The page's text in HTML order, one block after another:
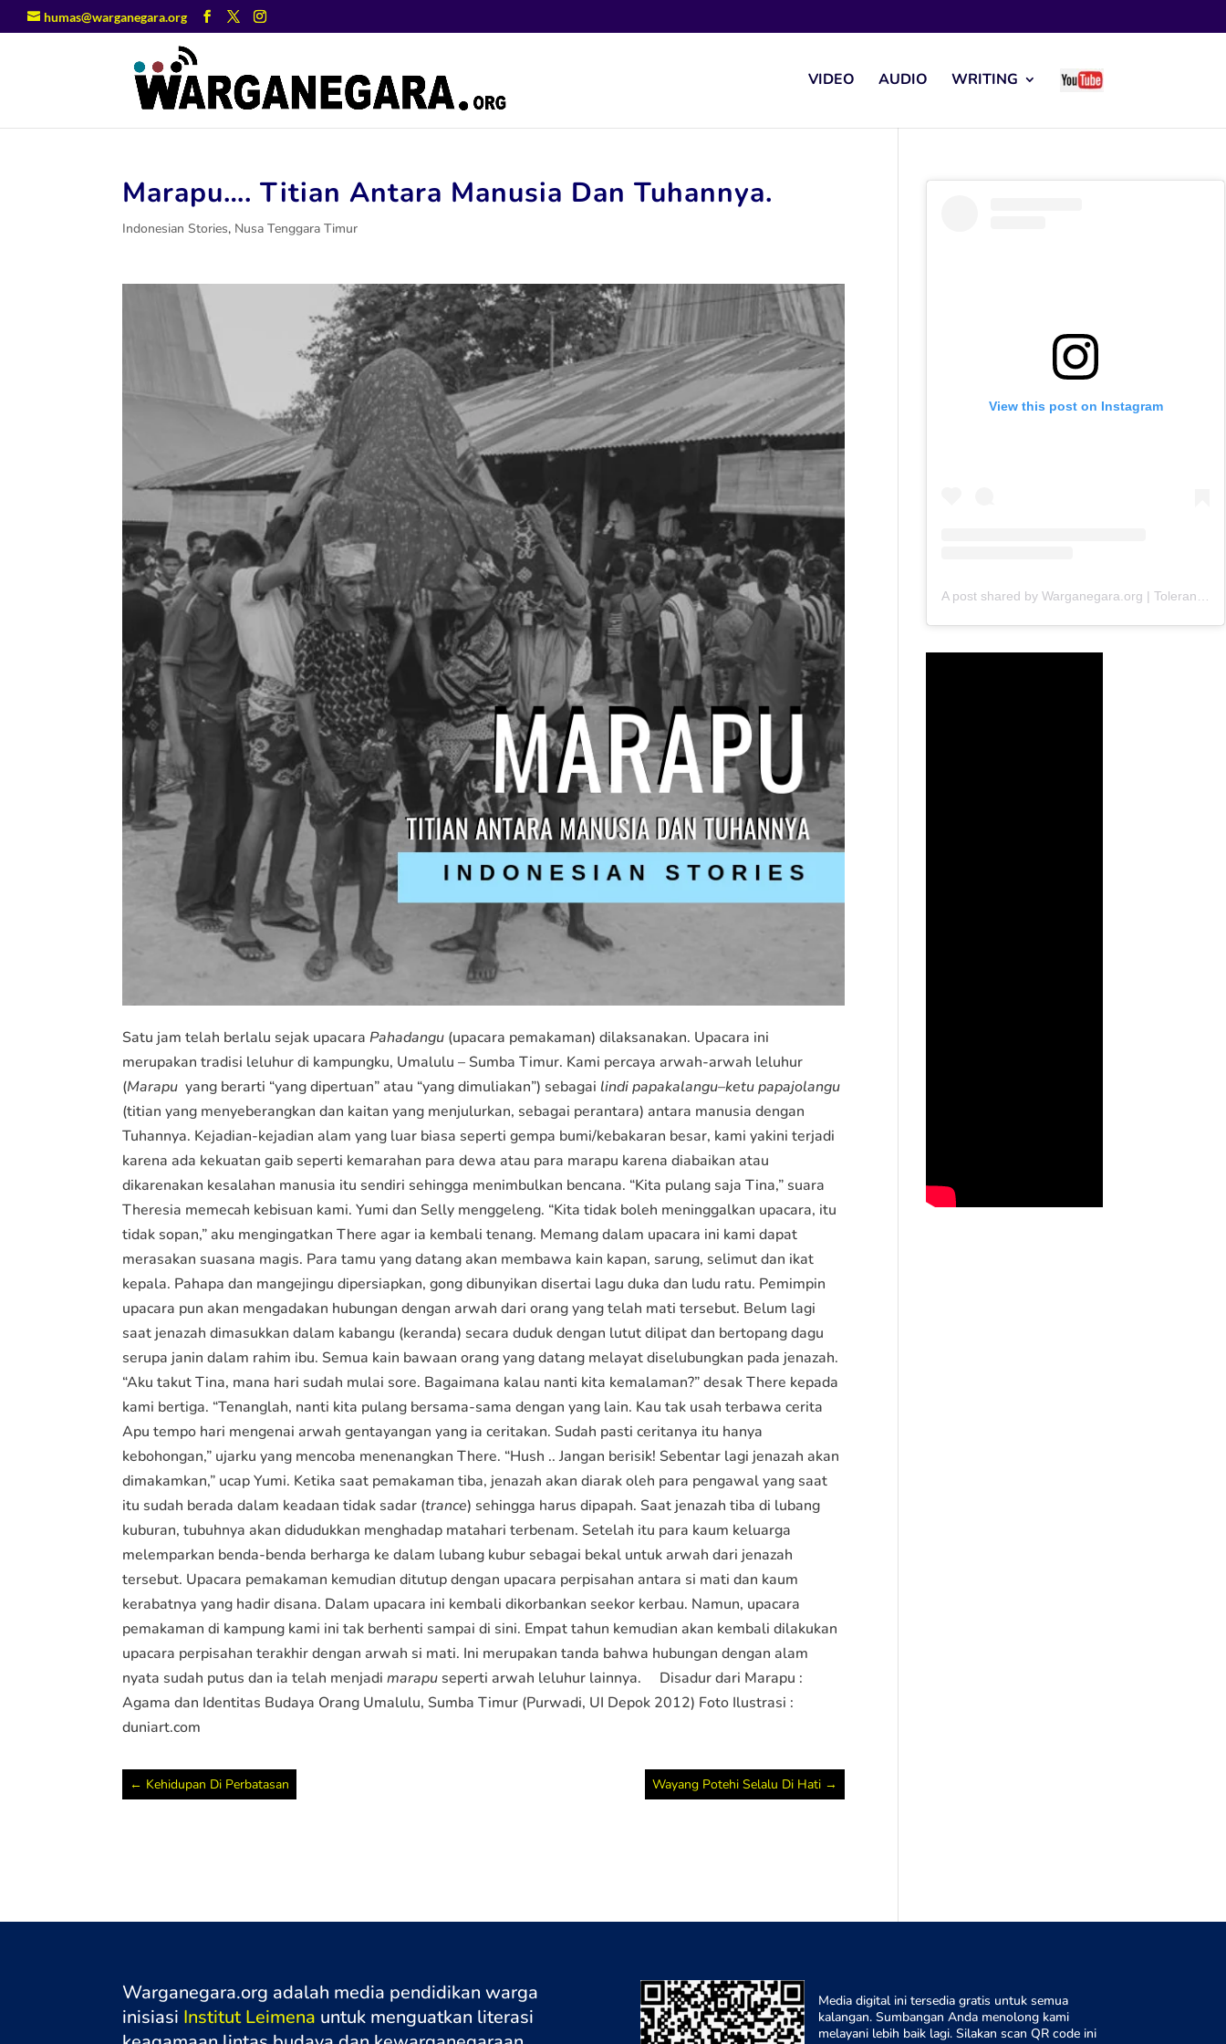
humas@warganegara.org
VIDEO AUDIO WRITING
Marapu…. Titian Antara Manusia Dan Tuhannya.
Indonesian Stories, Nusa Tenggara Timur
Satu jam telah berlalu sejak upacara Pahadangu (upacara pemakaman) dilaksanakan. Upacara ini
merupakan tradisi leluhur di kampungku, Umalulu – Sumba Timur. Kami percaya arwah-arwah leluhur
(Marapu yang berarti “yang dipertuan” atau “yang dimuliakan”) sebagai lindi papakalangu–ketu papajolangu
(titian yang menyeberangkan dan kaitan yang menjulurkan, sebagai perantara) antara manusia dengan
Tuhannya. Kejadian-kejadian alam yang luar biasa seperti gempa bumi/kebakaran besar, kami yakini terjadi
karena ada kekuatan gaib seperti kemarahan para dewa atau para marapu karena diabaikan atau
dikarenakan kesalahan manusia itu sendiri sehingga menimbulkan bencana. “Kita pulang saja Tina,” suara
Theresia memecah kebisuan kami. Yumi dan Selly menggeleng. “Kita tidak boleh meninggalkan upacara, itu
tidak sopan,” aku mengingatkan There agar ia kembali tenang. Memang dalam upacara ini kami dapat
merasakan suasana magis. Para tamu yang datang akan membawa kain kapan, sarung, selimut dan ikat
kepala. Pahapa dan mangejingu dipersiapkan, gong dibunyikan disertai lagu duka dan ludu ratu. Pemimpin
upacara pun akan mengadakan hubungan dengan arwah dari orang yang telah mati tersebut. Belum lagi
saat jenazah dimasukkan dalam kabangu (keranda) secara duduk dengan lutut dilipat dan bertopang dagu
serupa janin dalam rahim ibu. Semua kain bawaan orang yang datang melayat diselubungkan pada jenazah.
“Aku takut Tina, mana hari sudah mulai sore. Bagaimana kalau nanti kita kemalaman?” desak There kepada
kami bertiga. “Tenanglah, nanti kita pulang bersama-sama dengan yang lain. Kau tak usah terbawa cerita
Apu tempo hari mengenai arwah gentayangan yang ia ceritakan. Sudah pasti ceritanya itu hanya
kebohongan,” ujarku yang mencoba menenangkan There. “Hush .. Jangan berisik! Sebentar lagi jenazah akan
dimakamkan,” ucap Yumi. Ketika saat pemakaman tiba, jenazah akan diarak oleh para pengawal yang saat
itu sudah berada dalam keadaan tidak sadar (trance) sehingga harus dipapah. Saat jenazah tiba di lubang
kuburan, tubuhnya akan didudukkan menghadap matahari terbenam. Setelah itu para kaum keluarga
melemparkan benda-benda berharga ke dalam lubang kubur sebagai bekal untuk arwah dari jenazah
tersebut. Upacara pemakaman kemudian ditutup dengan upacara perpisahan antara si mati dan kaum
kerabatnya yang hadir disana. Dalam upacara ini kembali dikorbankan seekor kerbau. Namun, upacara
pemakaman di kampung kami ini tak berhenti sampai di sini. Empat tahun kemudian akan kembali dilakukan
upacara perpisahan terakhir dengan arwah si mati. Ini merupakan tanda bahwa hubungan dengan alam
nyata sudah putus dan ia telah menjadimarapu seperti arwah leluhur lainnya. Disadur dari Marapu :
Agama dan Identitas Budaya Orang Umalulu, Sumba Timur (Purwadi, UI Depok 2012) Foto Ilustrasi :
duniart.com
← Kehidupan Di Perbatasan Wayang Potehi Selalu Di Hati →
View this post on Instagram
Warganegara.org adalah media pendidikan warga
inisiasi Institut Leimena untuk menguatkan literasi
Media digital ini tersedia gratis untuk semua
kalangan. Sumbangan Anda menolong kami
melayani lebih baik lagi. Silakan scan QR code ini